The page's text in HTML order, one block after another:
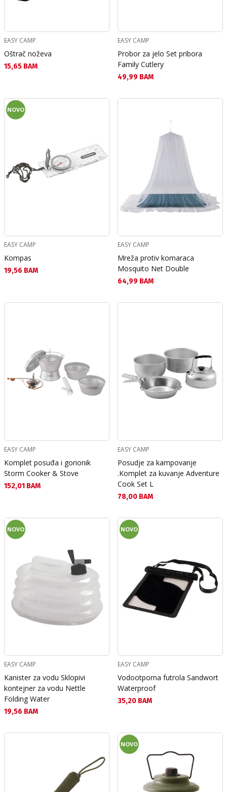
EASY CAMP
Oštrač noževa
Текуща цена:
15,65 BAM
EASY CAMP
Probor za jelo Set pribora
Family Cutlery
Текуща цена:
49,99 BAM
NOVO
EASY CAMP
Kompas
Текуща цена:
19,56 BAM
EASY CAMP
Mreža protiv komaraca
Mosquito Net Double
Текуща цена:
64,99 BAM
EASY CAMP
Komplet posuđa i gorionik
Storm Cooker & Stove
Текуща цена:
152,01 BAM
EASY CAMP
Posudje za kampovanje
.Komplet za kuvanje Adventure
Cook Set L
Текуща цена:
78,00 BAM
NOVO
EASY CAMP
Kanister za vodu Sklopivi
kontejner za vodu Nettle
Folding Water
Текуща цена:
19,56 BAM
NOVO
EASY CAMP
Vodootporna futrola Sandwort
Waterproof
Текуща цена:
35,20 BAM
NOVO